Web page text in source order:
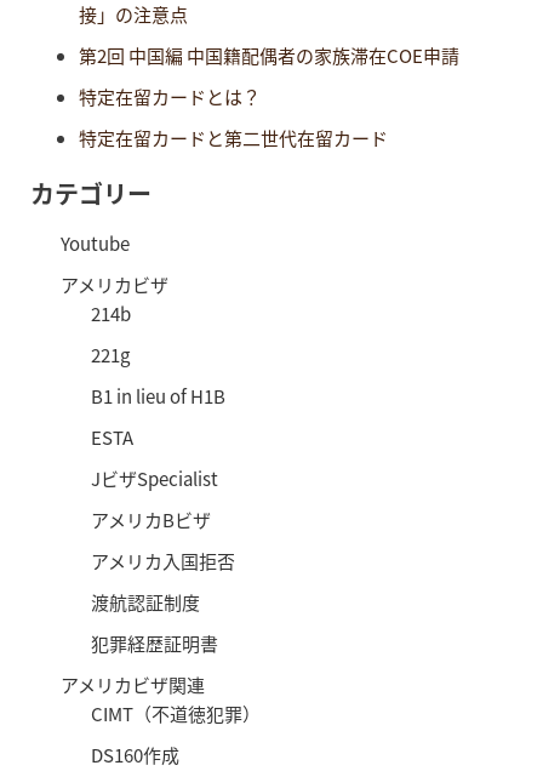
接」の注意点
第2回 中国編 中国籍配偶者の家族滞在COE申請
特定在留カードとは？
特定在留カードと第二世代在留カード
カテゴリー
Youtube
アメリカビザ
214b
221g
B1 in lieu of H1B
ESTA
JビザSpecialist
アメリカBビザ
アメリカ入国拒否
渡航認証制度
犯罪経歴証明書
アメリカビザ関連
CIMT（不道徳犯罪）
DS160作成